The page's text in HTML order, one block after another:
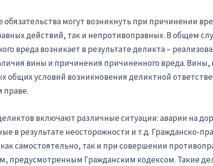
могут возникнуть при причинении
действий, так и непротивоправных. В общем
вреда возникает в результате деликта –
вины и причинения причиненного вреда. Вины,
общих условий возникновения деликтной
праве.
включают различные ситуации: аварии на
в результате неосторожности и т.д. Гражданско-
самостоятельно, так и при совершении
предусмотренным Гражданским кодексом. Такие